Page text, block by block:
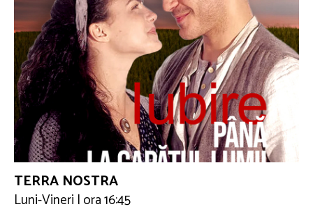
TERRA NOSTRA
Luni-Vineri | ora 16:45